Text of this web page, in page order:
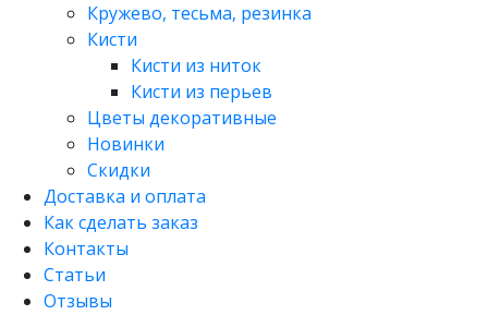
Кружево, тесьма, резинка
Кисти
Кисти из ниток
Кисти из перьев
Цветы декоративные
Новинки
Скидки
Доставка и оплата
Как сделать заказ
Контакты
Статьи
Отзывы